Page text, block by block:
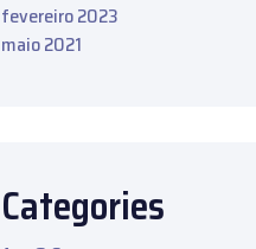
fevereiro 2023
maio 2021
Categories